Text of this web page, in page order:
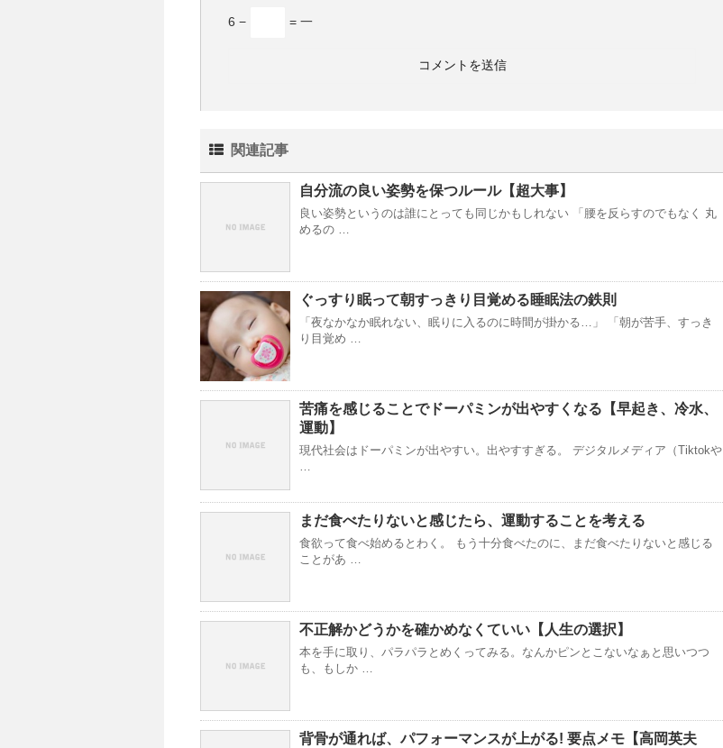
6 − = 一
関連記事
自分流の良い姿勢を保つルール【超大事】
良い姿勢というのは誰にとっても同じかもしれない 「腰を反らすのでもなく 丸
めるの …
ぐっすり眠って朝すっきり目覚める睡眠法の鉄則
「夜なかなか眠れない、眠りに入るのに時間が掛かる…」 「朝が苦手、すっき
り目覚め …
苦痛を感じることでドーパミンが出やすくなる【早起き、冷水、
運動】
現代社会はドーパミンが出やすい。出やすすぎる。 デジタルメディア（Tiktokや
…
まだ食べたりないと感じたら、運動することを考える
食欲って食べ始めるとわく。 もう十分食べたのに、まだ食べたりないと感じる
ことがあ …
不正解かどうかを確かめなくていい【人生の選択】
本を手に取り、パラパラとめくってみる。なんかピンとこないなぁと思いつつ
も、もしか …
背骨が通れば、パフォーマンスが上がる! 要点メモ【高岡英夫